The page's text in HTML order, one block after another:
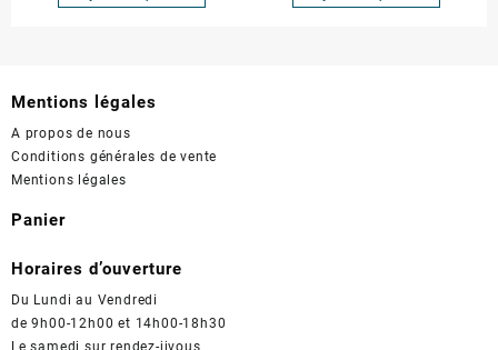
Mentions légales
A propos de nous
Conditions générales de vente
Mentions légales
Panier
Horaires d’ouverture
Du Lundi au Vendredi
de 9h00-12h00 et 14h00-18h30